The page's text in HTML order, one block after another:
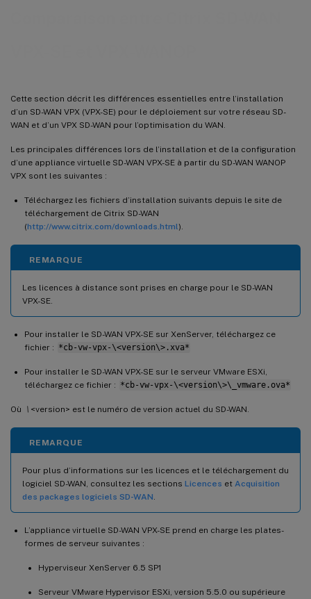
Cette section décrit les différences essentielles entre l’installation
d’un SD-WAN VPX (VPX-SE) pour le déploiement sur votre réseau SD-
WAN et d’un VPX SD-WAN pour l’optimisation du WAN.
Les principales différences lors de l’installation et de la configuration
d’une appliance virtuelle SD-WAN VPX-SE à partir du SD-WAN WANOP
VPX sont les suivantes :
Téléchargez les fichiers d’installation suivants depuis le site de
téléchargement de Citrix SD-WAN
(http://www.citrix.com/downloads.html ).
REMARQUE
Les licences à distance sont prises en charge pour le SD-WAN
VPX-SE.
Pour installer le SD-WAN VPX-SE sur XenServer, téléchargez ce
fichier : *cb-vw-vpx-\<version\>.xva*
Pour installer le SD-WAN VPX-SE sur le serveur VMware ESXi,
téléchargez ce fichier : *cb-vw-vpx-\<version\>\_vmware.ova*
Où \ <version> est le numéro de version actuel du SD-WAN.
REMARQUE
Pour plus d’informations sur les licences et le téléchargement du
logiciel SD-WAN, consultez les sections Licences et Acquisition
des packages logiciels SD-WAN
L’appliance virtuelle SD-WAN VPX-SE prend en charge les plates-
formes de serveur suivantes :
Hyperviseur XenServer 6.5 SP1
Serveur VMware Hypervisor ESXi, version 5.5.0 ou supérieure